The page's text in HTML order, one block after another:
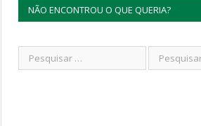
NÃO ENCONTROU O QUE QUERIA?